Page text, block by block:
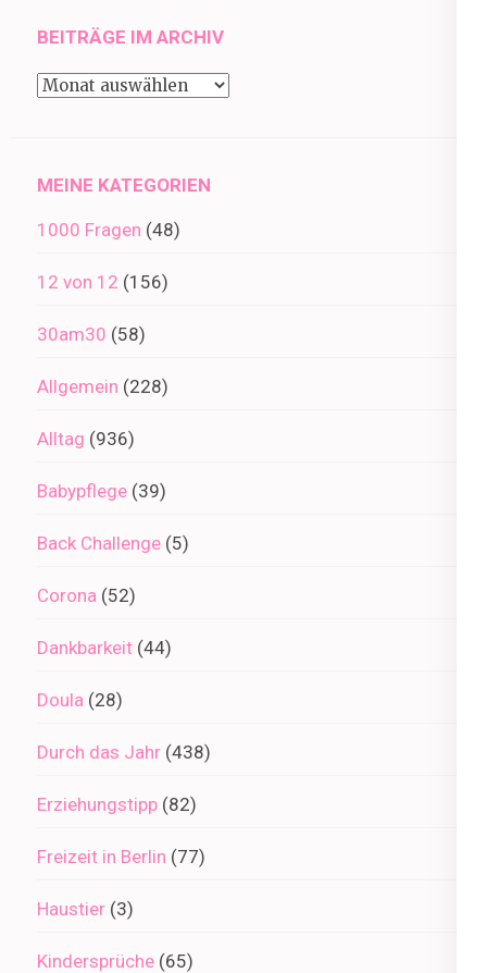
BEITRÄGE IM ARCHIV
Beiträge
MEINE KATEGORIEN
1000 Fragen (48)
12 von 12 (156)
30am30 (58)
Allgemein (228)
Alltag (936)
Babypflege (39)
Back Challenge (5)
Corona (52)
Dankbarkeit (44)
Doula (28)
Durch das Jahr (438)
Erziehungstipp (82)
Freizeit in Berlin (77)
Haustier (3)
Kindersprüche (65)